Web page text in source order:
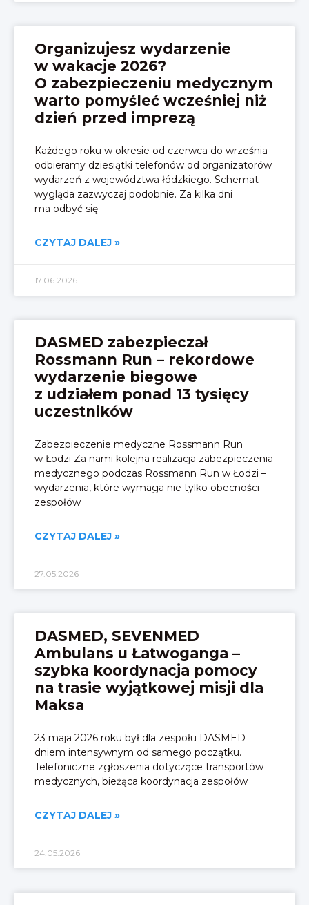
Organizujesz wydarzenie
w wakacje 2026?
O zabezpieczeniu medycznym
warto pomyśleć wcześniej niż
dzień przed imprezą
Każdego roku w okresie od czerwca do września
odbieramy dziesiątki telefonów od organizatorów
wydarzeń z województwa łódzkiego. Schemat
wygląda zazwyczaj podobnie. Za kilka dni
ma odbyć się
CZYTAJ DALEJ »
17.06.2026
DASMED zabezpieczał
Rossmann Run – rekordowe
wydarzenie biegowe
z udziałem ponad 13 tysięcy
uczestników
Zabezpieczenie medyczne Rossmann Run
w Łodzi Za nami kolejna realizacja zabezpieczenia
medycznego podczas Rossmann Run w Łodzi –
wydarzenia, które wymaga nie tylko obecności
zespołów
CZYTAJ DALEJ »
27.05.2026
DASMED, SEVENMED
Ambulans u Łatwoganga –
szybka koordynacja pomocy
na trasie wyjątkowej misji dla
Maksa
23 maja 2026 roku był dla zespołu DASMED
dniem intensywnym od samego początku.
Telefoniczne zgłoszenia dotyczące transportów
medycznych, bieżąca koordynacja zespołów
CZYTAJ DALEJ »
24.05.2026